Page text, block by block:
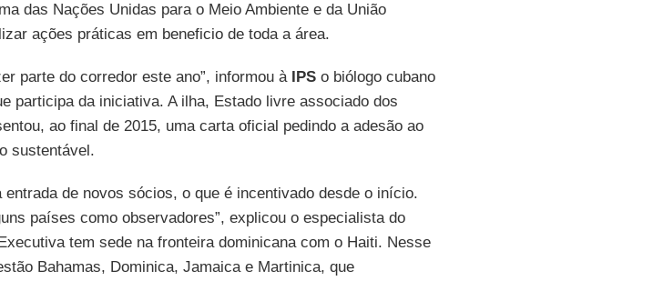
das Nações Unidas para o Meio Ambiente e da União
ações práticas em beneficio de toda a área.
parte do corredor este ano”, informou à IPSo biólogo cubano
participa da iniciativa. A ilha, Estado livre associado dos
ao final de 2015, uma carta oficial pedindo a adesão ao
sustentável.
entrada de novos sócios, o que é incentivado desde o início.
países como observadores”, explicou o especialista do
tem sede na fronteira dominicana com o Haiti. Nesse
Bahamas, Dominica, Jamaica e Martinica, que